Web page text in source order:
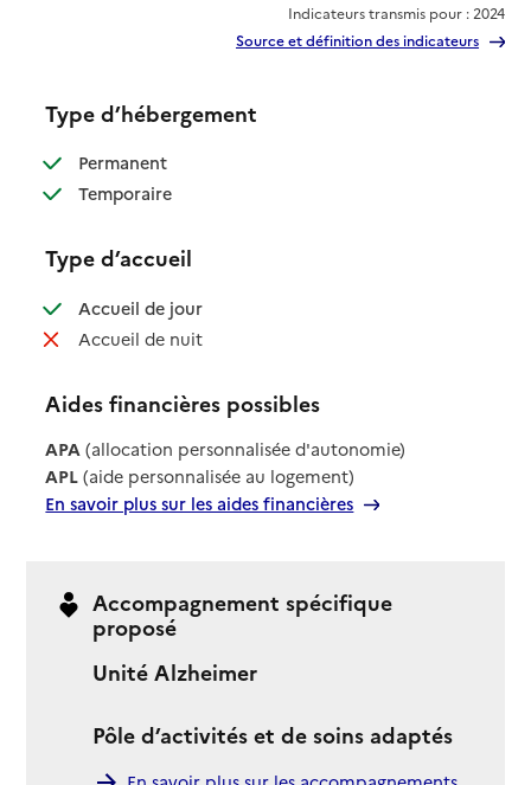
Indicateurs transmis pour : 2024
Source et définition des indicateurs
Type d’hébergement
Permanent: disponible
Temporaire: disponible
Type d’accueil
Accueil de jour: disponible
Accueil de nuit: non disponible
Aides financières possibles
APA (allocation personnalisée d'autonomie)
APL (aide personnalisée au logement)
En savoir plus sur les aides financières
Accompagnement spécifique
proposé
Unité Alzheimer
Pôle d’activités et de soins adaptés